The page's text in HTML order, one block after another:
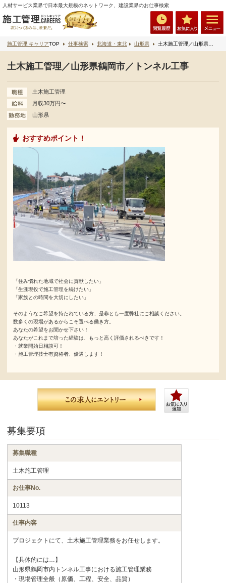
人材サービス業界で日本最大規模のネットワーク、建設業界のお仕事検索
施工管理.キャリアTOP 仕事検索 北海道・東北 山形県 土木施工管理／山形県鶴岡市／トンネル工事
土木施工管理／山形県鶴岡市／トンネル工事
土木施工管理
月収30万円〜
山形県
おすすめポイント！
「住み慣れた地域で社会に貢献したい」
「生涯現役で施工管理を続けたい」
「家族との時間を大切にしたい」
そのようなご希望を持たれている方、是非とも一度弊社にご相談ください。
数多くの現場があるからこそ選べる働き方。
あなたの希望をお聞かせ下さい！
あなたがこれまで培った経験は、もっと高く評価されるべきです！
・就業開始日相談可！
・施工管理技士有資格者、優遇します！
募集要項
募集職種
土木施工管理
お仕事No.
10113
仕事内容
プロジェクトにて、土木施工管理業務をお任せします。
【具体的には…】
山形県鶴岡市内トンネル工事における施工管理業務
・現場管理全般（原価、工程、安全、品質）